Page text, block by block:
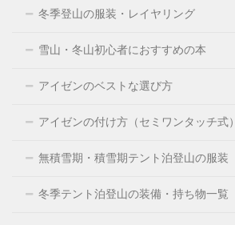
冬季登山の服装・レイヤリング
雪山・冬山初心者におすすめの本
アイゼンのベストな選び方
アイゼンの付け方（セミワンタッチ式）
無積雪期・積雪期テント泊登山の服装
冬季テント泊登山の装備・持ち物一覧